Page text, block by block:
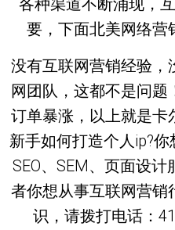
各种渠道不断涌现，
要，下面北美网络营
没有互联网营销经验，
网团队，这都不是问题
订单暴涨，以上就是卡
新手如何打造个人ip?你
SEO、SEM、页面设
者你想从事互联网营销
识，请拨打电话：